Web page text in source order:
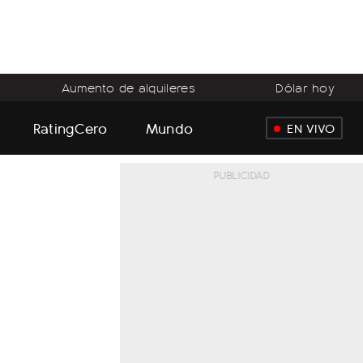
Aumento de alquileres Dólar hoy
RatingCero Mundo EN VIVO